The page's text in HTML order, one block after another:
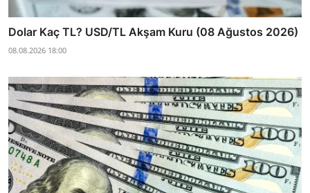
Dolar Kaç TL? USD/TL Akşam Kuru (08 Ağustos 2026)
08.08.2026 18:00